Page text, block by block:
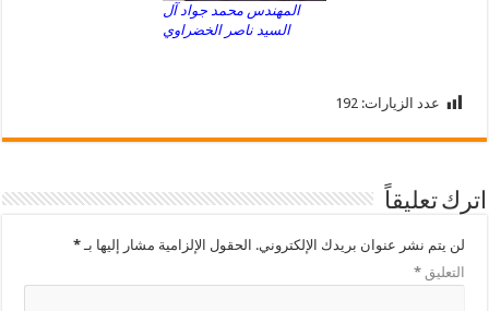
المهندس محمد جواد آل
السيد ناصر الخضراوي
عدد الزيارات: 192
اترك تعليقاً
لن يتم نشر عنوان بريدك الإلكتروني. الحقول الإلزامية مشار إليها بـ*
التعليق*